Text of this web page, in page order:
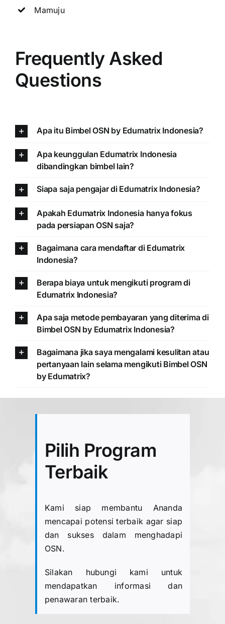
Mamuju
Frequently Asked
Questions
Apa itu Bimbel OSN by Edumatrix Indonesia?
Apa keunggulan Edumatrix Indonesia
dibandingkan bimbel lain?
Siapa saja pengajar di Edumatrix Indonesia?
Apakah Edumatrix Indonesia hanya fokus
pada persiapan OSN saja?
Bagaimana cara mendaftar di Edumatrix
Indonesia?
Berapa biaya untuk mengikuti program di
Edumatrix Indonesia?
Apa saja metode pembayaran yang diterima di
Bimbel OSN by Edumatrix Indonesia?
Bagaimana jika saya mengalami kesulitan atau
pertanyaan lain selama mengikuti Bimbel OSN
by Edumatrix?
Pilih Program
Terbaik
Kami siap membantu Ananda
mencapai potensi terbaik agar siap
dan sukses dalam menghadapi
OSN.
Silakan hubungi kami untuk
mendapatkan informasi dan
penawaran terbaik.